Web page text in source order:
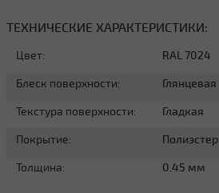
ТЕХНИЧЕСКИЕ ХАРАКТЕРИСТИКИ:
Цвет: RAL 7024
Блеск поверхности: Глянцевая
Текстура поверхности: Гладкая
Покрытие: Полиэстер
Толщина: 0.45 мм